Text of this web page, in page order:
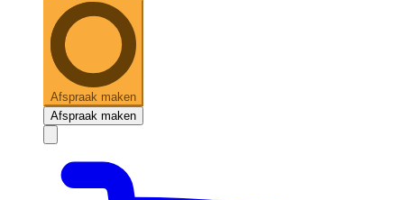
Afspraak maken
Afspraak maken